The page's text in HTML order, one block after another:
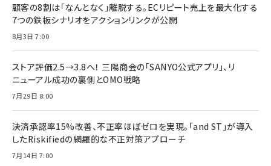
顧客の8割は「なんとなく」離脱する。ECリピート売上を最大化する
7つの鉄板シナリオをアクションリンクが公開
8月3日 7:00
ストア評価2.5→3.8へ！ 三陽商会の「SANYO公式アプリ」、リ
ニューアル成功の裏側とOMO戦略
7月29日 8:00
決済承認率15%改善、不正率ほぼゼロを実現。「and ST」が導入
したRiskifiedの網羅的な不正対策アプローチ
7月14日 7:00